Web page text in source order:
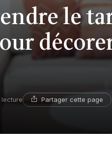
le
lecture Partager cette page